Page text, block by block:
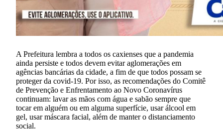
A Prefeitura lembra a todos os caxienses que a pandemia
ainda persiste e todos devem evitar aglomerações em
agências bancárias da cidade, a fim de que todos possam se
proteger da covid-19. Por isso, as recomendações do Comitê
de Prevenção e Enfrentamento ao Novo Coronavírus
continuam: lavar as mãos com água e sabão sempre que
tocar em alguém ou em alguma superfície, usar álcool em
gel, usar máscara facial, além de manter o distanciamento
social.